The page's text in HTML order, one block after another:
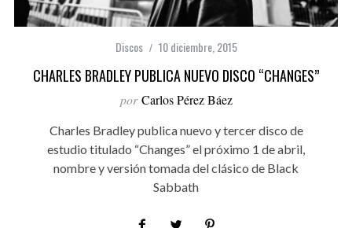
Discos 10 diciembre, 2015
CHARLES BRADLEY PUBLICA NUEVO DISCO “CHANGES”
por Carlos Pérez Báez
Charles Bradley publica nuevo y tercer disco de
estudio titulado “Changes” el próximo 1 de abril,
nombre y versión tomada del clásico de Black
Sabbath